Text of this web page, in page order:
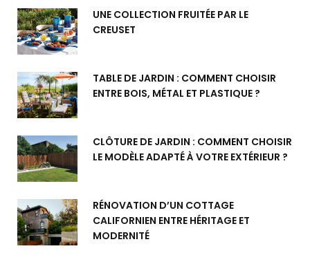
UNE COLLECTION FRUITÉE PAR LE
CREUSET
TABLE DE JARDIN : COMMENT CHOISIR
ENTRE BOIS, MÉTAL ET PLASTIQUE ?
CLÔTURE DE JARDIN : COMMENT CHOISIR
LE MODÈLE ADAPTÉ À VOTRE EXTÉRIEUR ?
RÉNOVATION D’UN COTTAGE
CALIFORNIEN ENTRE HÉRITAGE ET
MODERNITÉ